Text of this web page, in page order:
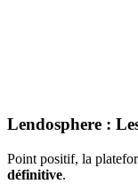
Lendosphere :
Point positif, la
définitive.